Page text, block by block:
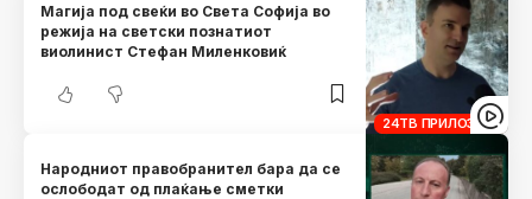
24ТВ ПРИЛОЗИ
Магија под свеќи во Света Софија во
режија на светски познатиот
виолинист Стефан Миленковиќ
Народниот правобранител бара да се
ослободат од плаќање сметки